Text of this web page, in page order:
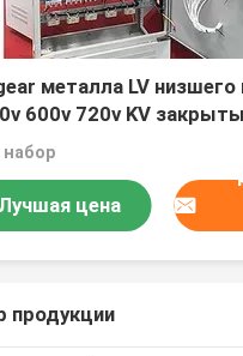
металла LV низшего
600v 720v KV
набор
цена
продукции